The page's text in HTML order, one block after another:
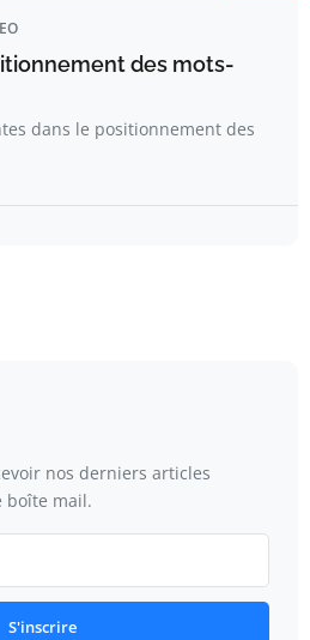
des mots-
dans le positionnement des
nos derniers articles
boîte mail.
S'inscrire